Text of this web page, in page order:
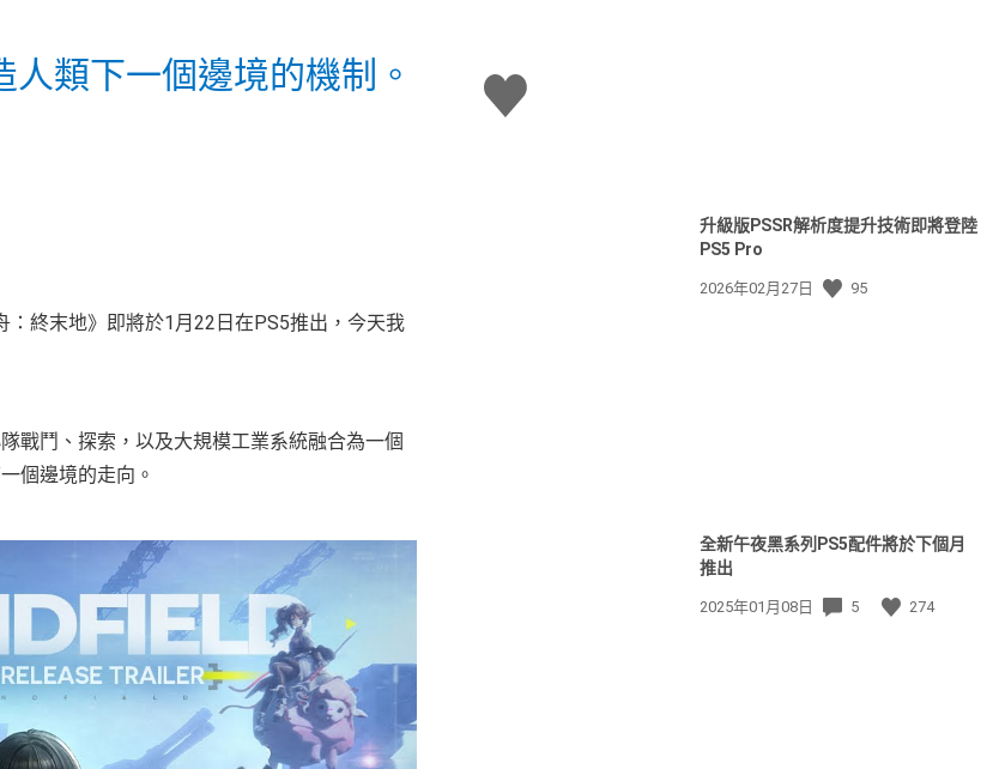
讚
類下一個邊境的機制。
終末地》即將於1月22日在PS5推出，今天我
戰鬥、探索，以及大規模工業系統融合為一個
個邊境的走向。
升級版PSSR解析度提升技術即將登陸
PS5 Pro
發
2026年02月27日 95
全新午夜黑系列PS5配件將於下個月
推出
發
2025年01月08日 5 274